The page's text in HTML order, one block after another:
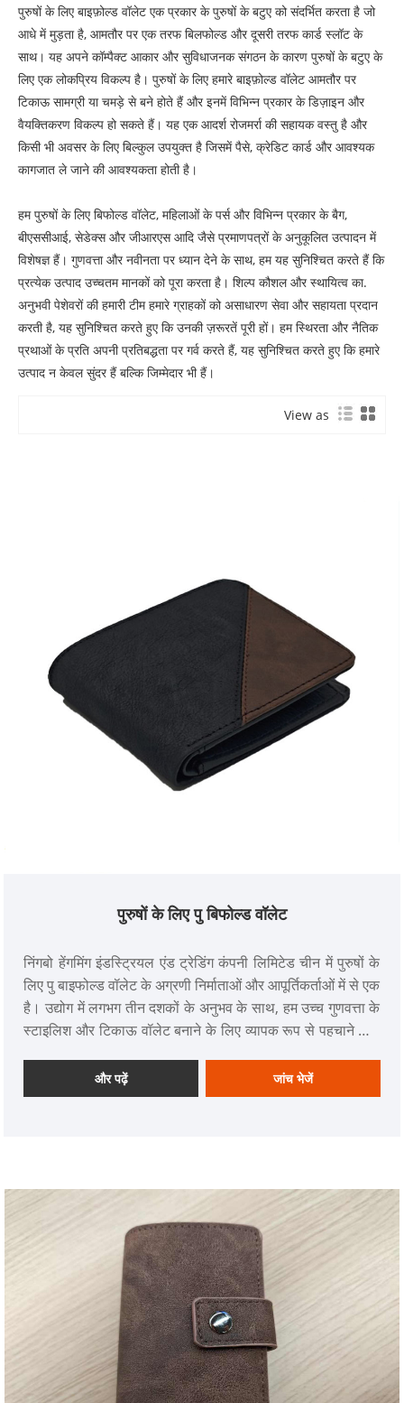
पुरुषों के लिए बाइफ़ोल्ड वॉलेट एक प्रकार के पुरुषों के बटुए को संदर्भित करता है जो
आधे में मुड़ता है, आमतौर पर एक तरफ बिलफोल्ड और दूसरी तरफ कार्ड स्लॉट के
साथ। यह अपने कॉम्पैक्ट आकार और सुविधाजनक संगठन के कारण पुरुषों के बटुए के
लिए एक लोकप्रिय विकल्प है। पुरुषों के लिए हमारे बाइफ़ोल्ड वॉलेट आमतौर पर
टिकाऊ सामग्री या चमड़े से बने होते हैं और इनमें विभिन्न प्रकार के डिज़ाइन और
वैयक्तिकरण विकल्प हो सकते हैं। यह एक आदर्श रोजमर्रा की सहायक वस्तु है और
किसी भी अवसर के लिए बिल्कुल उपयुक्त है जिसमें पैसे, क्रेडिट कार्ड और आवश्यक
कागजात ले जाने की आवश्यकता होती है।
हम पुरुषों के लिए बिफोल्ड वॉलेट, महिलाओं के पर्स और विभिन्न प्रकार के बैग,
बीएससीआई, सेडेक्स और जीआरएस आदि जैसे प्रमाणपत्रों के अनुकूलित उत्पादन में
विशेषज्ञ हैं। गुणवत्ता और नवीनता पर ध्यान देने के साथ, हम यह सुनिश्चित करते हैं कि
प्रत्येक उत्पाद उच्चतम मानकों को पूरा करता है। शिल्प कौशल और स्थायित्व का.
अनुभवी पेशेवरों की हमारी टीम हमारे ग्राहकों को असाधारण सेवा और सहायता प्रदान
करती है, यह सुनिश्चित करते हुए कि उनकी ज़रूरतें पूरी हों। हम स्थिरता और नैतिक
प्रथाओं के प्रति अपनी प्रतिबद्धता पर गर्व करते हैं, यह सुनिश्चित करते हुए कि हमारे
उत्पाद न केवल सुंदर हैं बल्कि जिम्मेदार भी हैं।
View as
पुरुषों के लिए पु बिफोल्ड वॉलेट
निंगबो हेंगमिंग इंडस्ट्रियल एंड ट्रेडिंग कंपनी लिमिटेड चीन में पुरुषों के
लिए पु बाइफोल्ड वॉलेट के अग्रणी निर्माताओं और आपूर्तिकर्ताओं में से एक
है। उद्योग में लगभग तीन दशकों के अनुभव के साथ, हम उच्च गुणवत्ता के
स्टाइलिश और टिकाऊ वॉलेट बनाने के लिए व्यापक रूप से पहचाने जाते
जिसमें पुरुषों के पर्स, महिलाओं के पर्स, खेल के पर्स, पुरुषों के बैग,
महिलाओं के बैग, कमर के बैग, बैकपैक आदि शामिल हैं। इसके अलावा,
करने और उत्कृष्ट ग्राहक सेवा प्रदान करने के लिए काम करती है।
और पढ़ें जांच भेजें